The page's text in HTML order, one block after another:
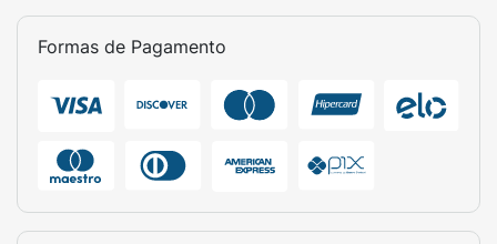
Formas de Pagamento